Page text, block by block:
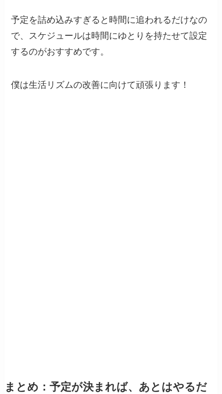
予定を詰め込みすぎると時間に追われるだけなの
で、スケジュールは時間にゆとりを持たせて設定
するのがおすすめです。
僕は生活リズムの改善に向けて頑張ります！
まとめ：予定が決まれば、あとはやるだ